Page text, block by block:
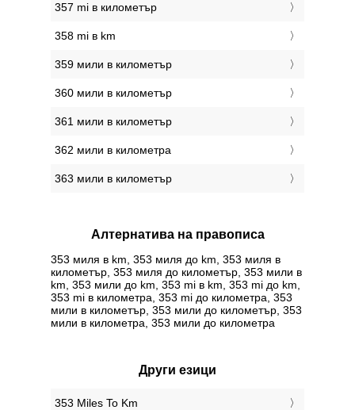
357 mi в километър
358 mi в km
359 мили в километър
360 мили в километър
361 мили в километър
362 мили в километра
363 мили в километър
Алтернатива на правописа
353 миля в km, 353 миля до km, 353 миля в
километър, 353 миля до километър, 353 мили в
km, 353 мили до km, 353 mi в km, 353 mi до km,
353 mi в километра, 353 mi до километра, 353
мили в километър, 353 мили до километър, 353
мили в километра, 353 мили до километра
Други езици
‎353 Miles To Km